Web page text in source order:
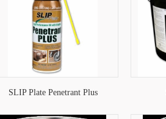
SLIP Plate Penetrant Plus